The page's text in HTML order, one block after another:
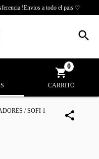
!Envios a todo el pais ♡
CARRITO
0
/ SOFI 1